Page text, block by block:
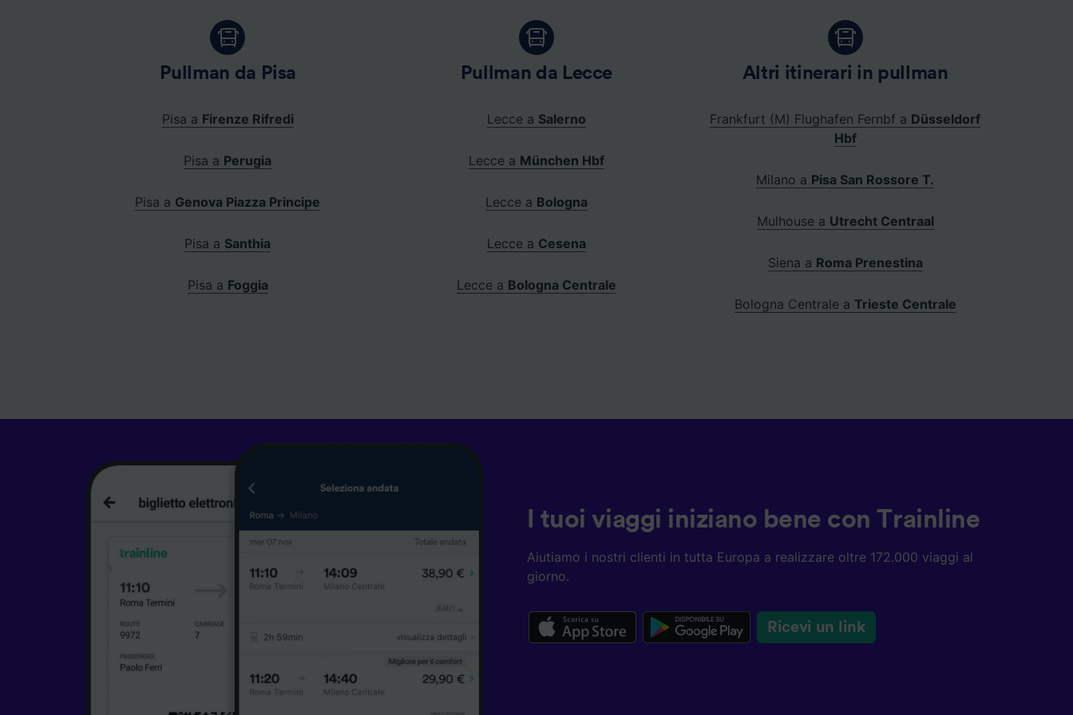
Pullman da Pisa
Pisa a Firenze Rifredi
Pisa a Perugia
Pisa a Genova Piazza Principe
Pisa a Santhia
Pisa a Foggia
Pullman da Lecce
Lecce a Salerno
Lecce a München Hbf
Lecce a Bologna
Lecce a Cesena
Lecce a Bologna Centrale
Altri itinerari in pullman
Frankfurt (M) Flughafen Fernbf a Düsseldorf
Hbf
Milano a Pisa San Rossore T.
Mulhouse a Utrecht Centraal
Siena a Roma Prenestina
Bologna Centrale a Trieste Centrale
I tuoi viaggi iniziano bene con Trainline
Aiutiamo i nostri clienti in tutta Europa a realizzare oltre 172.000 viaggi al
giorno.
Ricevi un link